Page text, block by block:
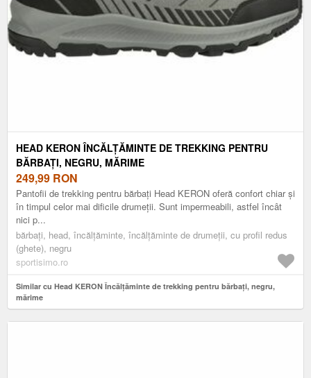
HEAD KERON ÎNCĂLȚĂMINTE DE TREKKING PENTRU
BĂRBAȚI, NEGRU, MĂRIME
249,99 RON
Pantofii de trekking pentru bărbați Head KERON oferă confort chiar și
în timpul celor mai dificile drumeții. Sunt impermeabili, astfel încât
nici p...
bărbați, head, încălțăminte, încălțăminte de drumeții, cu profil redus
(ghete), negru
sportisimo.ro
Similar cu Head KERON Încălțăminte de trekking pentru bărbați, negru,
mărime